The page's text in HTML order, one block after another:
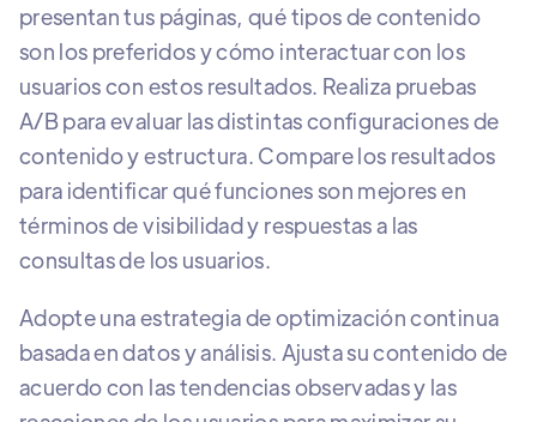
presentan tus páginas, qué tipos de contenido
son los preferidos y cómo interactuar con los
usuarios con estos resultados. Realiza pruebas
A/B para evaluar las distintas configuraciones de
contenido y estructura. Compare los resultados
para identificar qué funciones son mejores en
términos de visibilidad y respuestas a las
consultas de los usuarios.
Adopte una estrategia de optimización continua
basada en datos y análisis. Ajusta su contenido de
acuerdo con las tendencias observadas y las